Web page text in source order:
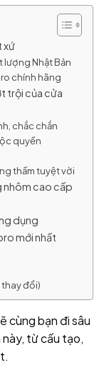
xứ
lượng Nhật Bản
chính hãng
trội của cửa
chắc chắn
quyền
thấm tuyệt vời
nhôm cao cấp
dụng
mới nhất
thay đổi)
cùng bạn đi sâu
từ cấu tạo,